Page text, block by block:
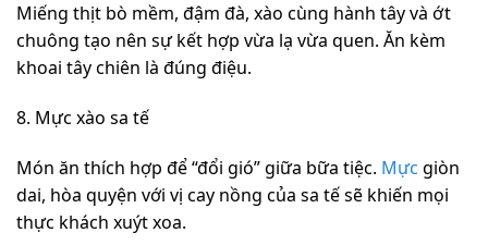
Miếng thịt bò mềm, đậm đà, xào cùng hành tây và ớt
chuông tạo nên sự kết hợp vừa lạ vừa quen. Ăn kèm
khoai tây chiên là đúng điệu.
8. Mực xào sa tế
Món ăn thích hợp để “đổi gió” giữa bữa tiệc. Mực giòn
dai, hòa quyện với vị cay nồng của sa tế sẽ khiến mọi
thực khách xuýt xoa.